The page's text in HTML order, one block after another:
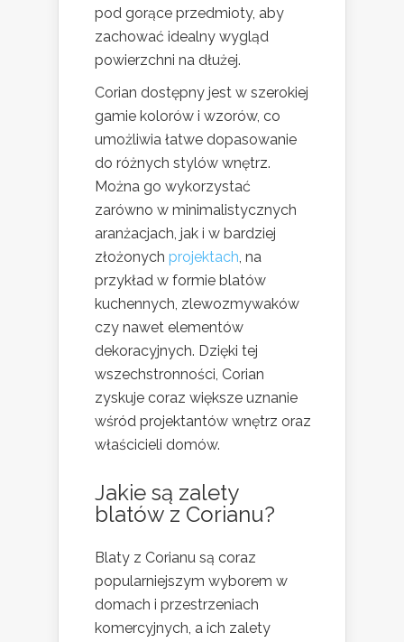
pod gorące przedmioty, aby
zachować idealny wygląd
powierzchni na dłużej.
Corian dostępny jest w szerokiej
gamie kolorów i wzorów, co
umożliwia łatwe dopasowanie
do różnych stylów wnętrz.
Można go wykorzystać
zarówno w minimalistycznych
aranżacjach, jak i w bardziej
złożonych projektach, na
przykład w formie blatów
kuchennych, zlewozmywaków
czy nawet elementów
dekoracyjnych. Dzięki tej
wszechstronności, Corian
zyskuje coraz większe uznanie
wśród projektantów wnętrz oraz
właścicieli domów.
Jakie są zalety
blatów z Corianu?
Blaty z Corianu są coraz
popularniejszym wyborem w
domach i przestrzeniach
komercyjnych, a ich zalety